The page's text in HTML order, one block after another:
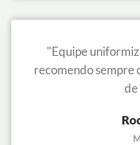
"Equipe
recomendo sempre
de